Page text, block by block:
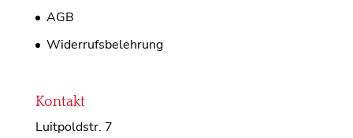
AGB
Widerrufsbelehrung
Kontakt
Luitpoldstr. 7